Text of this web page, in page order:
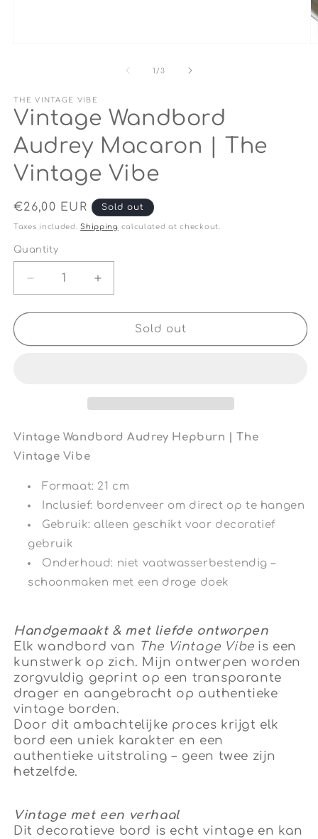
1 /of
3
THE VINTAGE VIBE
Vintage Wandbord
Audrey Macaron | The
Vintage Vibe
Regular
price
€26,00 EUR Sold out
Taxes included.Shipping calculated at checkout.
Quantity
Quantity
Decrease
quantity
for
Wandbord
Vibe
Increase
quantity
for
Vintage
Wandbord
Vibe
Sold out
Vintage Wandbord Audrey Hepburn | The
Vintage Vibe
Formaat: 21 cm
Inclusief: bordenveer om direct op te hangen
Gebruik: alleen geschikt voor decoratief
gebruik
Onderhoud: niet vaatwasserbestendig –
schoonmaken met een droge doek
Handgemaakt & met liefde ontworpen
Elk wandbord van
The Vintage Vibeis een
kunstwerk op zich. Mijn ontwerpen worden
zorgvuldig geprint op een transparante
drager en aangebracht op authentieke
vintage borden.
Door dit ambachtelijke proces krijgt elk
bord een uniek karakter en een
authentieke uitstraling – geen twee zijn
hetzelfde.
Vintage met een verhaal
Dit decoratieve bord is echt vintage en kan